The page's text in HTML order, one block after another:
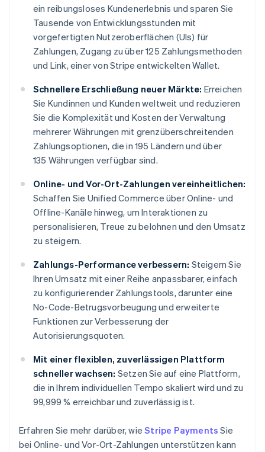
ein reibungsloses Kundenerlebnis und sparen Sie
Tausende von Entwicklungsstunden mit
vorgefertigten Nutzeroberflächen (UIs) für
Zahlungen, Zugang zu über 125 Zahlungsmethoden
und Link, einer von Stripe entwickelten Wallet.
Schnellere Erschließung neuer Märkte: Erreichen
Sie Kundinnen und Kunden weltweit und reduzieren
Sie die Komplexität und Kosten der Verwaltung
mehrerer Währungen mit grenzüberschreitenden
Zahlungsoptionen, die in 195 Ländern und über
135 Währungen verfügbar sind.
Online- und Vor-Ort-Zahlungen vereinheitlichen:
Schaffen Sie Unified Commerce über Online- und
Offline-Kanäle hinweg, um Interaktionen zu
personalisieren, Treue zu belohnen und den Umsatz
zu steigern.
Zahlungs-Performance verbessern: Steigern Sie
Ihren Umsatz mit einer Reihe anpassbarer, einfach
zu konfigurierender Zahlungstools, darunter eine
No-Code-Betrugsvorbeugung und erweiterte
Funktionen zur Verbesserung der
Autorisierungsquoten.
Mit einer flexiblen, zuverlässigen Plattform
schneller wachsen: Setzen Sie auf eine Plattform,
die in Ihrem individuellen Tempo skaliert wird und zu
99,999 % erreichbar und zuverlässig ist.
Erfahren Sie mehr darüber, wieStripe Payments Sie
bei Online- und Vor-Ort-Zahlungen unterstützen kann